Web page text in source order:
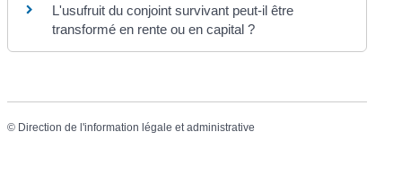
L'usufruit du conjoint survivant peut-il être
transformé en rente ou en capital ?
© Direction de l'information légale et administrative